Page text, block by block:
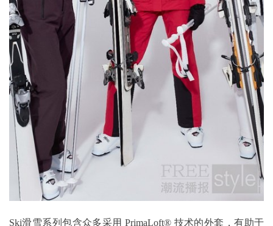
Ski滑雪系列包含众多采用 PrimaLoft® 技术的外套，有助于